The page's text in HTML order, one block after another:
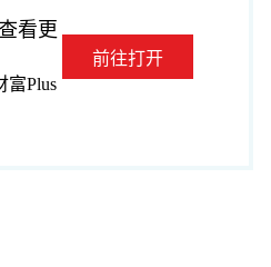
看更
富Plus
前往打开